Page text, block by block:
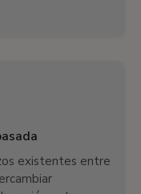
existentes entre